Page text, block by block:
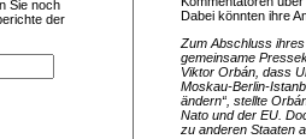
Dabei könnten ihre
Zum Abschluss
gemeinsame
Viktor Orbán, dass
Moskau-Berlin-
ändern“, stellte
Nato und der EU.
zu anderen Staaten
Sie noch
der